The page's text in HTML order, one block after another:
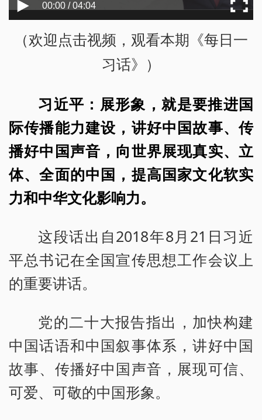
00:00 / 04:04
（欢迎点击视频，观看本期《每日一
习话》）
习近平：展形象，就是要推进国
际传播能力建设，讲好中国故事、传
播好中国声音，向世界展现真实、立
体、全面的中国，提高国家文化软实
力和中华文化影响力。
这段话出自2018年8月21日习近
平总书记在全国宣传思想工作会议上
的重要讲话。
党的二十大报告指出，加快构建
中国话语和中国叙事体系，讲好中国
故事、传播好中国声音，展现可信、
可爱、可敬的中国形象。